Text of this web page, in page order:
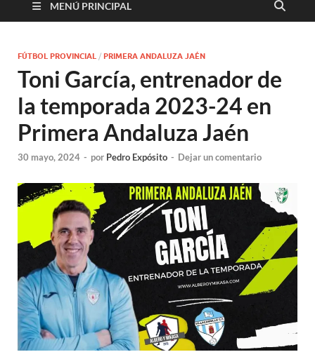
MENÚ PRINCIPAL
FÚTBOL PROVINCIAL / PRIMERA ANDALUZA JAÉN
Toni García, entrenador de
la temporada 2023-24 en
Primera Andaluza Jaén
30 mayo, 2024 - por Pedro Expósito - Dejar un comentario